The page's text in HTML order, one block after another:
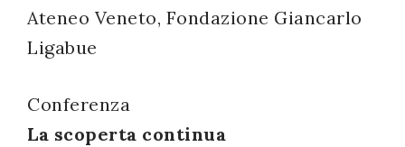
Ateneo Veneto, Fondazione Giancarlo
Ligabue
Conferenza
La scoperta continua
con il
decreto
196/03